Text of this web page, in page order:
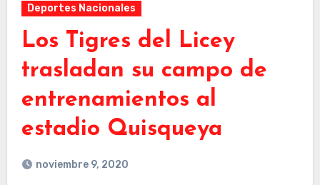
Deportes Nacionales
Los Tigres del Licey
trasladan su campo de
entrenamientos al
estadio Quisqueya
noviembre 9, 2020